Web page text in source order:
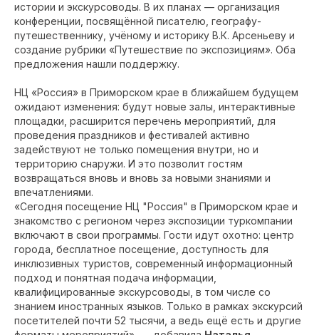
истории и экскурсоводы. В их планах — организация
конференции, посвящённой писателю, географу-
путешественнику, учёному и историку В.К. Арсеньеву и
создание рубрики «Путешествие по экспозициям». Оба
предложения нашли поддержку.
НЦ «Россия» в Приморском крае в ближайшем будущем
ожидают изменения: будут новые залы, интерактивные
площадки, расширится перечень мероприятий, для
проведения праздников и фестивалей активно
задействуют не только помещения внутри, но и
территорию снаружи. И это позволит гостям
возвращаться вновь и вновь за новыми знаниями и
впечатлениями.
«Сегодня посещение НЦ "Россия" в Приморском крае и
знакомство с регионом через экспозиции туркомпании
включают в свои программы. Гости идут охотно: центр
города, бесплатное посещение, доступность для
инклюзивных туристов, современный информационный
подход и понятная подача информации,
квалифицированные экскурсоводы, в том числе со
знанием иностранных языков. Только в рамках экскурсий
посетителей почти 52 тысячи, а ведь ещё есть и другие